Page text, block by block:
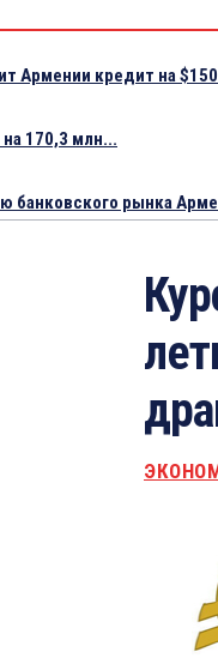
Армении кредит на
170,3 млн...
банковского рынка